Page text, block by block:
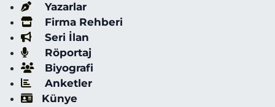
Yazarlar
Firma Rehberi
Seri İlan
Röportaj
Biyografi
Anketler
Künye